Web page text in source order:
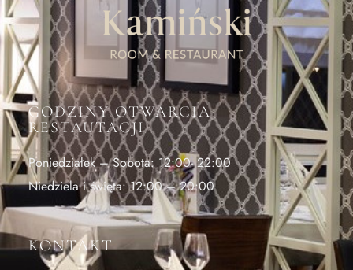
GODZINY OTWARCIA
RESTAUTACJI
Poniedziałek – Sobota: 12:00- 22:00
Niedziela i święta: 12:00 – 20:00
KONTAKT